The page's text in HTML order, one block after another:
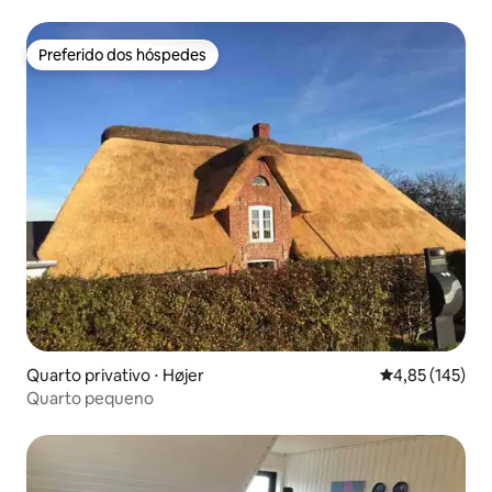
Preferido dos hóspedes
Preferido dos hóspedes
Quarto privativo ⋅ Højer 4,85 de uma
4,85 (145)
Quarto pequeno